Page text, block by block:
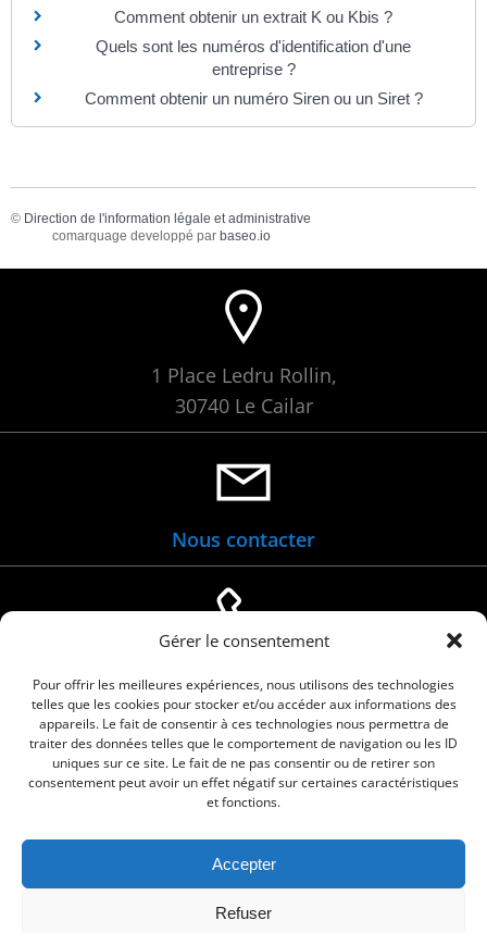
Gérer le consentement
Pour offrir les meilleures expériences, nous utilisons des technologies
telles que les cookies pour stocker et/ou accéder aux informations des
appareils. Le fait de consentir à ces technologies nous permettra de
traiter des données telles que le comportement de navigation ou les ID
uniques sur ce site. Le fait de ne pas consentir ou de retirer son
consentement peut avoir un effet négatif sur certaines caractéristiques
et fonctions.
Accepter
Refuser
Comment obtenir un extrait K ou Kbis ?
Quels sont les numéros d'identification d'une
entreprise ?
Comment obtenir un numéro Siren ou un Siret ?
© Direction de l'information légale et administrative
comarquage developpé par baseo.io
1 Place Ledru Rollin,
30740 Le Cailar
Nous contacter
04 66 88 01 05
© 2026 Commune de Le Cailar. Service proposé